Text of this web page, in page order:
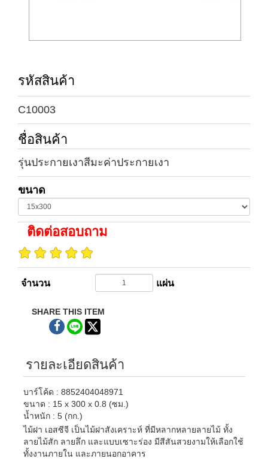
รหัสสินค้า
C10003
ชื่อสินค้า
รุ่นประกายเงาสีมะค่าประกายเงา
ขนาด
ติดต่อสอบถาม
จำนวน แผ่น
SHARE THIS ITEM
รายละเอียดสินค้า
บาร์โค้ด : 8852404048971
ขนาด : 15 x 300 x 0.8 (ซม.)
น้ำหนัก : 5 (กก.)
ไม้ฝา เอสซีจี เป็นไม้ฝาสังเคราะห์ ที่มีหลากหลายลายไม้ ทั้ง
ลายไม้สัก ลายลึก และแบบเซาะร่อง มีสีสันสวยงามให้เลือกใช้
ทั้งงานภายใน และภายนอกอาคาร